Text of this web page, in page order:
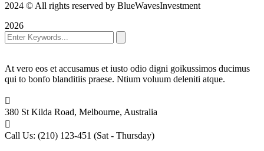
2024 © All rights reserved by BlueWavesInvestment
2026
At vero eos et accusamus et iusto odio digni goikussimos ducimus
qui to bonfo blanditiis praese. Ntium voluum deleniti atque.
380 St Kilda Road, Melbourne, Australia
Call Us: (210) 123-451 (Sat - Thursday)